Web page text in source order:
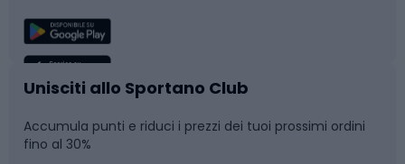
Sport di squadra
Caschi da ciclismo
Skitouring
Camminata nordica
Nuoto
Pattinaggio
Unisciti allo Sportano Club
Accumula punti e riduci i prezzi dei tuoi prossimi ordini
fino al 30%